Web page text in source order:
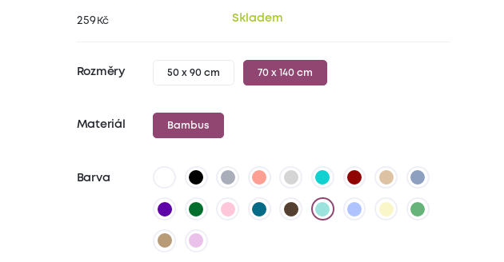
259 Kč Skladem
Rozměry 50 x 90 cm 70 x 140 cm
Materiál Bambus
Barva